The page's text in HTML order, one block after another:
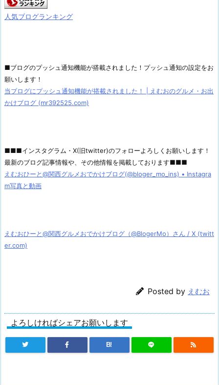
人気ブログランキング
■ブログのプッシュ通知機能が搭載されました！プッシュ通知の設定をお
願いします！
当ブログにプッシュ通知機能が搭載されました！ | えむおのグルメ・お出
かけブログ (mr392525.com)
■■■インスタグラム・X(旧twitter)のフォローよろしくお願いします！
最新のブログ記事情報や、その他情報を掲載しております■■■
えむおひーと@関西グルメおでかけブログ(@bloger_mo_ins) • Instagra
m写真と動画
えむおひーと@関西グルメおでかけブログ（@BlogerMo）さん / X (twitt
er.com)
Posted by えむお
よろしければシェアお願いします
B!